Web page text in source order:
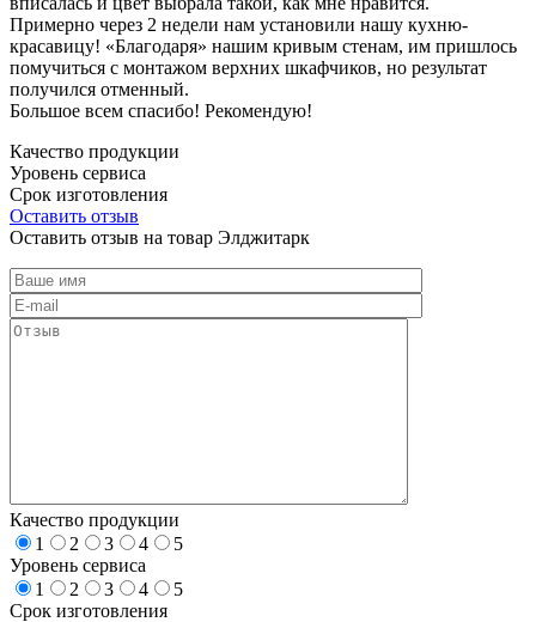
Примерно через 2 недели нам установили нашу кухню-
красавицу! «Благодаря» нашим кривым стенам, им пришлось
помучиться с монтажом верхних шкафчиков, но результат
получился отменный.
Большое всем спасибо! Рекомендую!
Качество продукции
Уровень сервиса
Срок изготовления
Оставить отзыв
Оставить отзыв на товар Элджитарк
Качество продукции
1
2 3 4
5
Уровень сервиса
1
2 3 4
5
Срок изготовления